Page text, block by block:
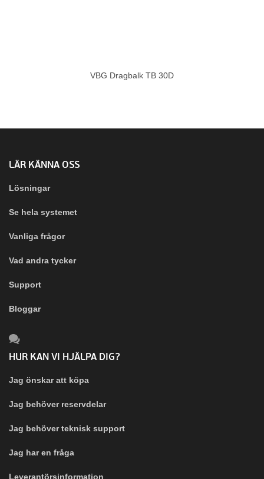
VBG Dragbalk TB 30D
LÄR KÄNNA OSS
Lösningar
Se hela systemet
Vanliga frågor
Vad andra tycker
Support
Bloggar
HUR KAN VI HJÄLPA DIG?
Jag önskar att köpa
Jag behöver reservdelar
Jag behöver teknisk support
Jag har en fråga
Leverantörsinformation